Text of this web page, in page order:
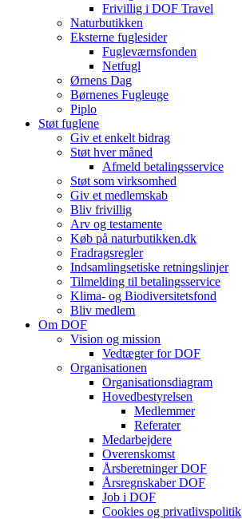
Frivillig i DOF Travel
Naturbutikken
Eksterne fuglesider
Fugleværnsfonden
Netfugl
Ørnens Dag
Børnenes Fugleuge
Piplo
Støt fuglene
Giv et enkelt bidrag
Støt hver måned
Afmeld betalingsservice
Støt som virksomhed
Giv et medlemskab
Bliv frivillig
Arv og testamente
Køb på naturbutikken.dk
Fradragsregler
Indsamlingsetiske retningslinjer
Tilmelding til betalingsservice
Klima- og Biodiversitetsfond
Bliv medlem
Om DOF
Vision og mission
Vedtægter for DOF
Organisationen
Organisationsdiagram
Hovedbestyrelsen
Medlemmer
Referater
Medarbejdere
Overenskomst
Årsberetninger DOF
Årsregnskaber DOF
Job i DOF
Cookies og privatlivspolitik